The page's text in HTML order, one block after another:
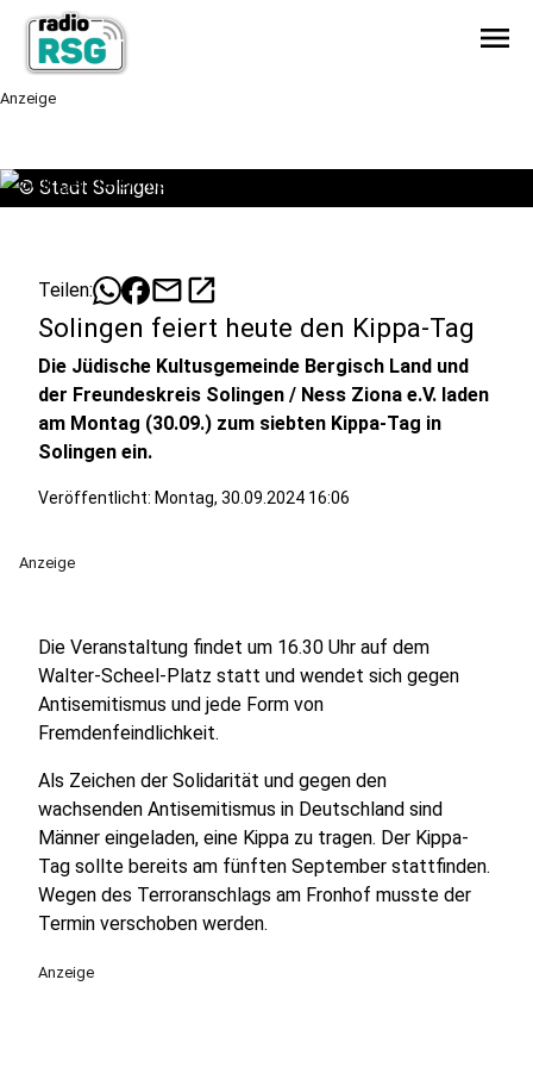
menu
Anzeige
© Stadt Solingen
Teilen: mailopen_in_new
Solingen feiert heute den Kippa-Tag
Die Jüdische Kultusgemeinde Bergisch Land und
der Freundeskreis Solingen / Ness Ziona e.V. laden
am Montag (30.09.) zum siebten Kippa-Tag in
Solingen ein.
Veröffentlicht: Montag, 30.09.2024 16:06
Anzeige
Die Veranstaltung findet um 16.30 Uhr auf dem
Walter-Scheel-Platz statt und wendet sich gegen
Antisemitismus und jede Form von
Fremdenfeindlichkeit.
Als Zeichen der Solidarität und gegen den
wachsenden Antisemitismus in Deutschland sind
Männer eingeladen, eine Kippa zu tragen. Der Kippa-
Tag sollte bereits am fünften September stattfinden.
Wegen des Terroranschlags am Fronhof musste der
Termin verschoben werden.
Anzeige